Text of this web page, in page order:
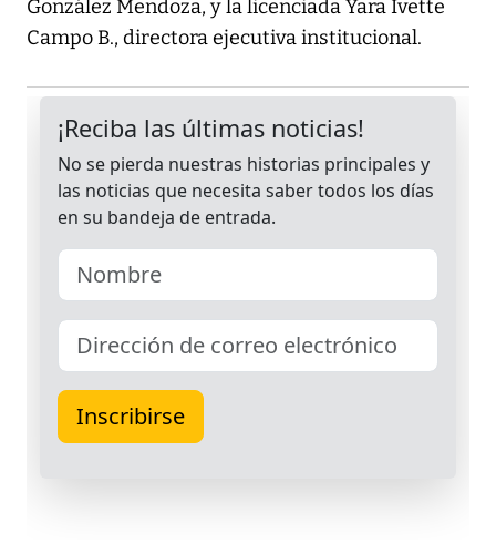
González Mendoza, y la licenciada Yara Ivette
Campo B., directora ejecutiva institucional.